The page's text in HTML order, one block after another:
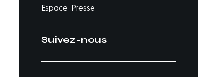
Espace Presse
Suivez-nous